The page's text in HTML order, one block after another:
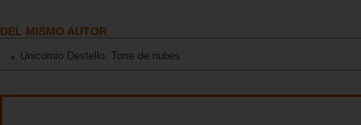
DEL MISMO AUTOR
Unicornio Destello. Torre de nubes